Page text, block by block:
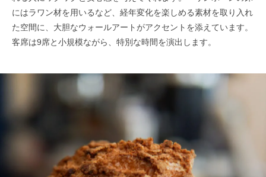
にはラワン材を用いるなど、経年変化を楽しめる素材を取り入れ
た空間に、大胆なウォールアートがアクセントを添えています。
客席は9席と小規模ながら、特別な時間を演出します。